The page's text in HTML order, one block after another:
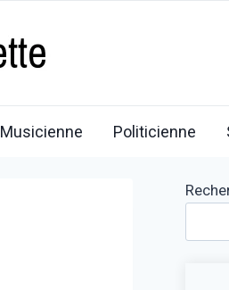
Musicienne Politicienne